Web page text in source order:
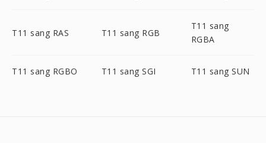
T11 sang RAS T11 sang RGB
T11 sang
RGBA
T11 sang RGBO T11 sang SGI T11 sang SUN